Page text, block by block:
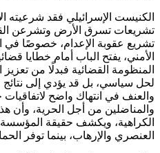
الكنيست الإسرائيلي فقد شرعيته
تشريعات تسرق الأرض وتشرعن
تشريع عقوبة الإعدام، خصوصًا في
الأمني، يفتح الباب أمام خطايا
المنظومة القضائية فبدلًا من
لحل سياسي، بل قد يؤدي إلى نتائج
والعنف في انتهاك واضح
والمناضلين من أجل الحرية، وأن
الكراهية، ويكشف حقيقة المؤسسة
العنصري والإرهاب، بينما توفر